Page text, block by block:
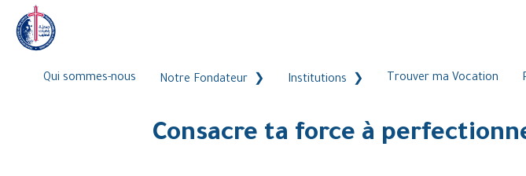
Qui sommes-nous Notre Fondateur Institutions Trouver ma Vocation
Consacre ta force à